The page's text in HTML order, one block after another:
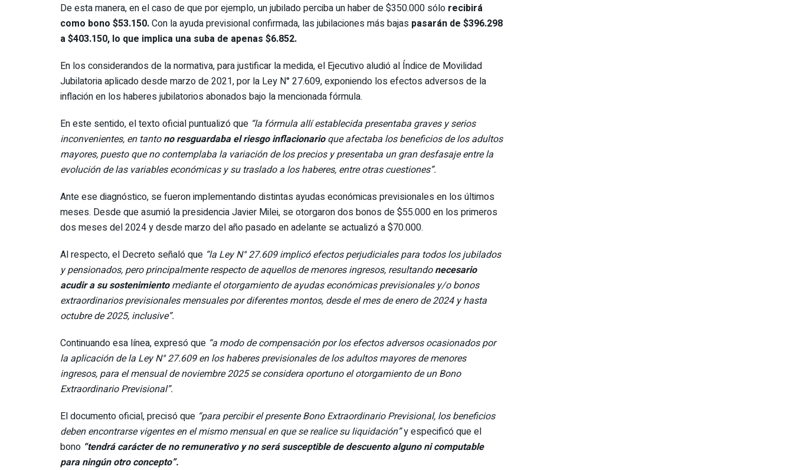
De esta manera, en el caso de que por ejemplo, un jubilado perciba un haber de $350.000 sólo recibirá
como bono $53.150.Con la ayuda previsional confirmada, las jubilaciones más bajas pasarán de $396.298
a $403.150, lo que implica una suba de apenas $6.852.
En los considerandos de la normativa, para justificar la medida, el Ejecutivo aludió al Índice de Movilidad
Jubilatoria aplicado desde marzo de 2021, por la Ley N° 27.609, exponiendo los efectos adversos de la
inflación en los haberes jubilatorios abonados bajo la mencionada fórmula.
En este sentido, el texto oficial puntualizó que “la fórmula allí establecida presentaba graves y serios
inconvenientes, en tantono resguardaba el riesgo inflacionarioque afectaba los beneficios de los adultos
mayores, puesto que no contemplaba la variación de los precios y presentaba un gran desfasaje entre la
evolución de las variables económicas y su traslado a los haberes, entre otras cuestiones”.
Ante ese diagnóstico, se fueron implementando distintas ayudas económicas previsionales en los últimos
meses. Desde que asumió la presidencia Javier Milei, se otorgaron dos bonos de $55.000 en los primeros
dos meses del 2024 y desde marzo del año pasado en adelante se actualizó a $70.000.
Al respecto, el Decreto señaló que “la Ley N° 27.609 implicó efectos perjudiciales para todos los jubilados
y pensionados, pero principalmente respecto de aquellos de menores ingresos, resultandonecesario
acudir a su sostenimientomediante el otorgamiento de ayudas económicas previsionales y/o bonos
extraordinarios previsionales mensuales por diferentes montos, desde el mes de enero de 2024 y hasta
octubre de 2025, inclusive”.
Continuando esa línea, expresó que “a modo de compensación por los efectos adversos ocasionados por
la aplicación de la Ley N° 27.609 en los haberes previsionales de los adultos mayores de menores
ingresos, para el mensual de noviembre 2025 se considera oportuno el otorgamiento de un Bono
Extraordinario Previsional”.
El documento oficial, precisó que “para percibir el presente Bono Extraordinario Previsional, los beneficios
deben encontrarse vigentes en el mismo mensual en que se realice su liquidación”y especificó que el
bono “tendrá carácter de no remunerativo y no será susceptible de descuento alguno ni computable
para ningún otro concepto”.